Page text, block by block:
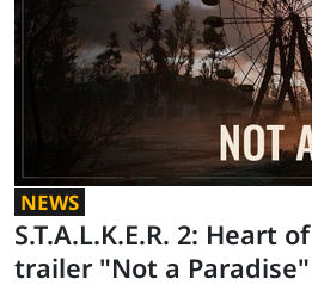
NEWS
S.T.A.L.K.E.R. 2: Heart
trailer "Not a Paradise"